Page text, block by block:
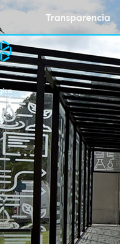
Transparencia